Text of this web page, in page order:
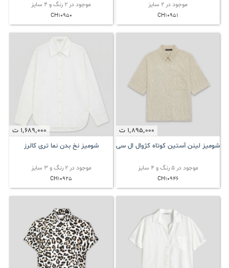
موجود در 2 سایز
CH10951
موجود در 2 رنگ و 4 سایز
CH10950
1٬895٬000 ت
شومیز لینن آستین کوتاه کژوال ال سی
موجود در 5 رنگ و 4 سایز
CH10946
1٬689٬000 ت
شومیز نخ بدن نما تری کالرز
موجود در 2 رنگ و 3 سایز
CH10925